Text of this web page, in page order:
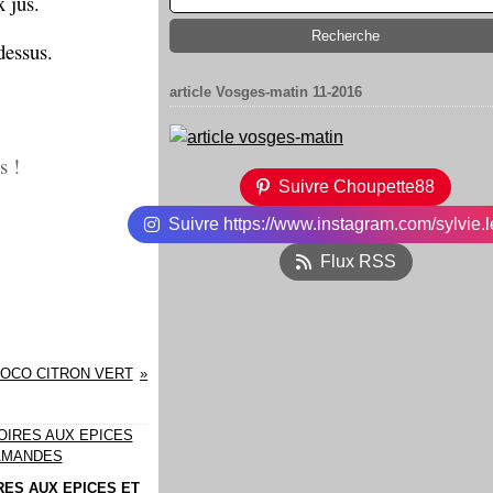
!
CITRON VERT
AUX EPICES ET
article Vosges-matin 11-2016
Suivre Choupette88
Suivre https://www.instagram.com/
Flux RSS